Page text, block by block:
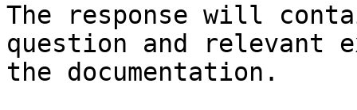
The response will
question and relevant
the documentation.